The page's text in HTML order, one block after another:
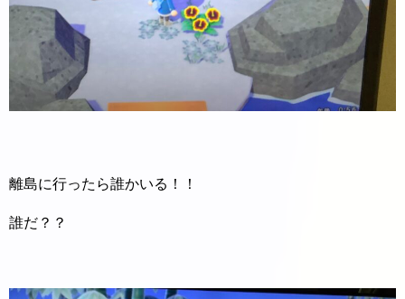
離島に行ったら誰かいる！！
誰だ？？